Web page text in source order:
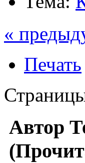
«
Печать
Автор